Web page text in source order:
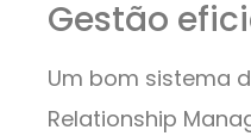
Gestão
Um bom sistema
Relationship